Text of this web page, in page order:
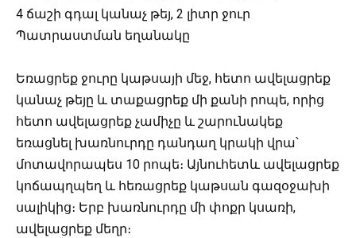
4 ճաշի գդալ կանաչ թեյ, 2 լիտր ջուր
Պատրաստման եղանակը
Եռացրեք ջուրը կաթսայի մեջ, հետո ավելացրեք
կանաչ թեյը և տաքացրեք մի քանի րոպե, որից
հետո ավելացրեք չամիչը և շարունակեք
եռացնել խառնուրդը դանդաղ կրակի վրա՝
մոտավորապես 10 րոպե։ Այնուհետև ավելացրեք
կոճապղպեղ և հեռացրեք կաթսան գազօջախի
սալիկից։ Երբ խառնուրդը մի փոքր կսառի,
ավելացրեք մեղր։